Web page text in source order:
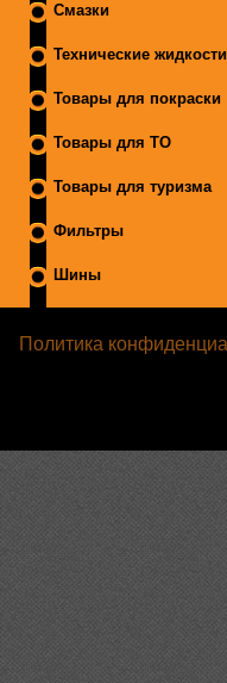
Смазки
Технические жидкости
Товары для покраски
Товары для ТО
Товары для туризма
Фильтры
Шины
Политика